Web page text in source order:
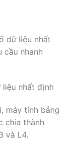
dữ liệu nhất
cầu nhanh
liệu nhất định
máy tính bảng
chia thành
và L4.